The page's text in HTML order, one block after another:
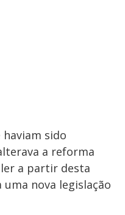
sido
a reforma
a partir desta
nova legislação